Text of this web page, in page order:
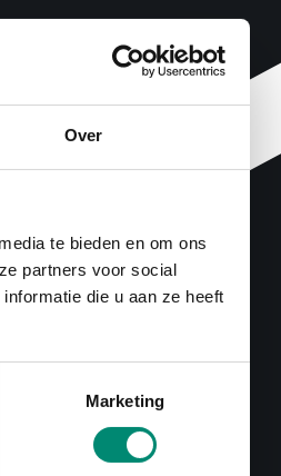
Over
te bieden en om ons
partners voor social
die u aan ze heeft
Marketing